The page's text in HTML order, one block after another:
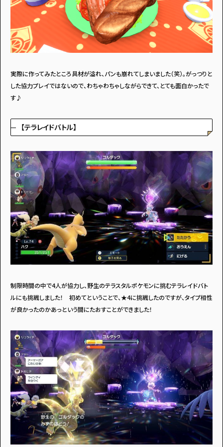
実際に作ってみたところ具材が溢れ、パンも崩れてしまいました（笑）。がっつりと
した協力プレイではないので、わちゃわちゃしながらできて、とても面白かったで
す♪
【テラレイドバトル】
制限時間の中で4人が協力し、野生のテラスタルポケモンに挑むテラレイドバト
ルにも挑戦しました！ 初めてということで、★4に挑戦したのですが、タイプ相性
が良かったのかあっという間にたおすことができました！